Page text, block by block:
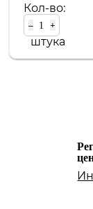
Кол-во:
– +
штука